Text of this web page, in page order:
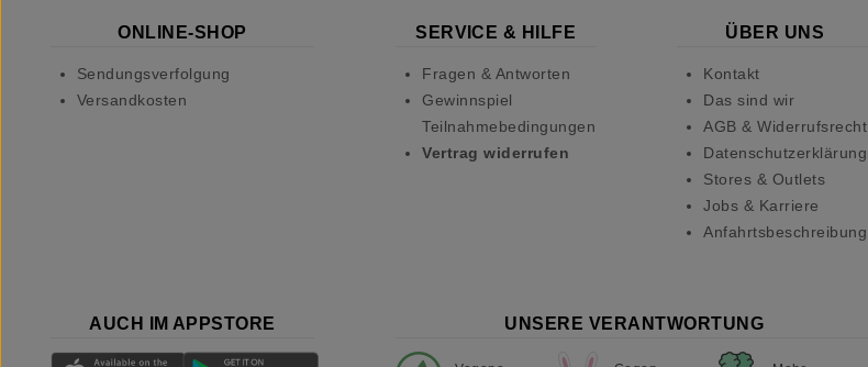
ONLINE-SHOP
Sendungsverfolgung
Versandkosten
SERVICE & HILFE
Fragen & Antworten
Gewinnspiel
Teilnahmebedingungen
Vertrag widerrufen
ÜBER UNS
Kontakt
Das sind wir
AGB & Widerrufsrecht
Datenschutzerklärung
Stores & Outlets
Jobs & Karriere
Anfahrtsbeschreibung
AUCH IM APPSTORE UNSERE VERANTWORTUNG